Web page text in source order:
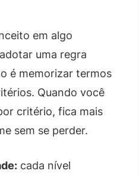
em algo
uma regra
é memorizar termos
Quando você
critério, fica mais
sem se perder.
cada nível